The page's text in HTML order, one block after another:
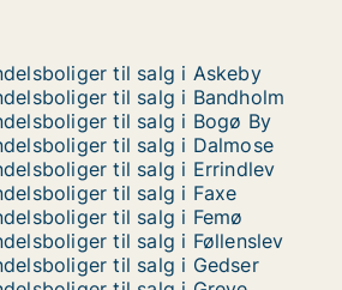
til salg i Askeby
til salg i Bandholm
til salg i Bogø By
til salg i Dalmose
til salg i Errindlev
til salg i Faxe
til salg i Femø
til salg i Føllenslev
til salg i Gedser